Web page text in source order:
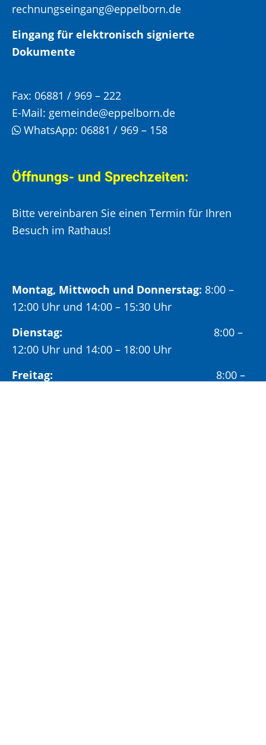
rechnungseingang@eppelborn.de
Eingang für elektronisch signierte
Dokumente
Fax: 06881 / 969 – 222
E-Mail: gemeinde@eppelborn.de
WhatsApp: 06881 / 969 – 158
Öffnungs- und Sprechzeiten:
Bitte vereinbaren Sie einen Termin für Ihren
Besuch im Rathaus!
Montag, Mittwoch und Donnerstag: 8:00 –
12:00 Uhr und 14:00 – 15:30 Uhr
Dienstag: 8:00 –
12:00 Uhr und 14:00 – 18:00 Uhr
Freitag:
8:00 –